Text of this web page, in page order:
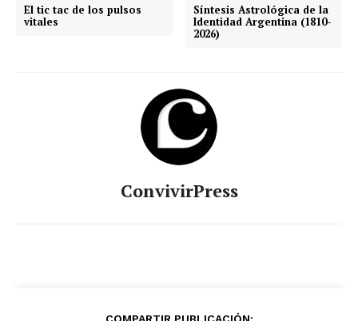
El tic tac de los pulsos
vitales
Síntesis Astrológica de la
Identidad Argentina (1810-
2026)
ConvivirPress